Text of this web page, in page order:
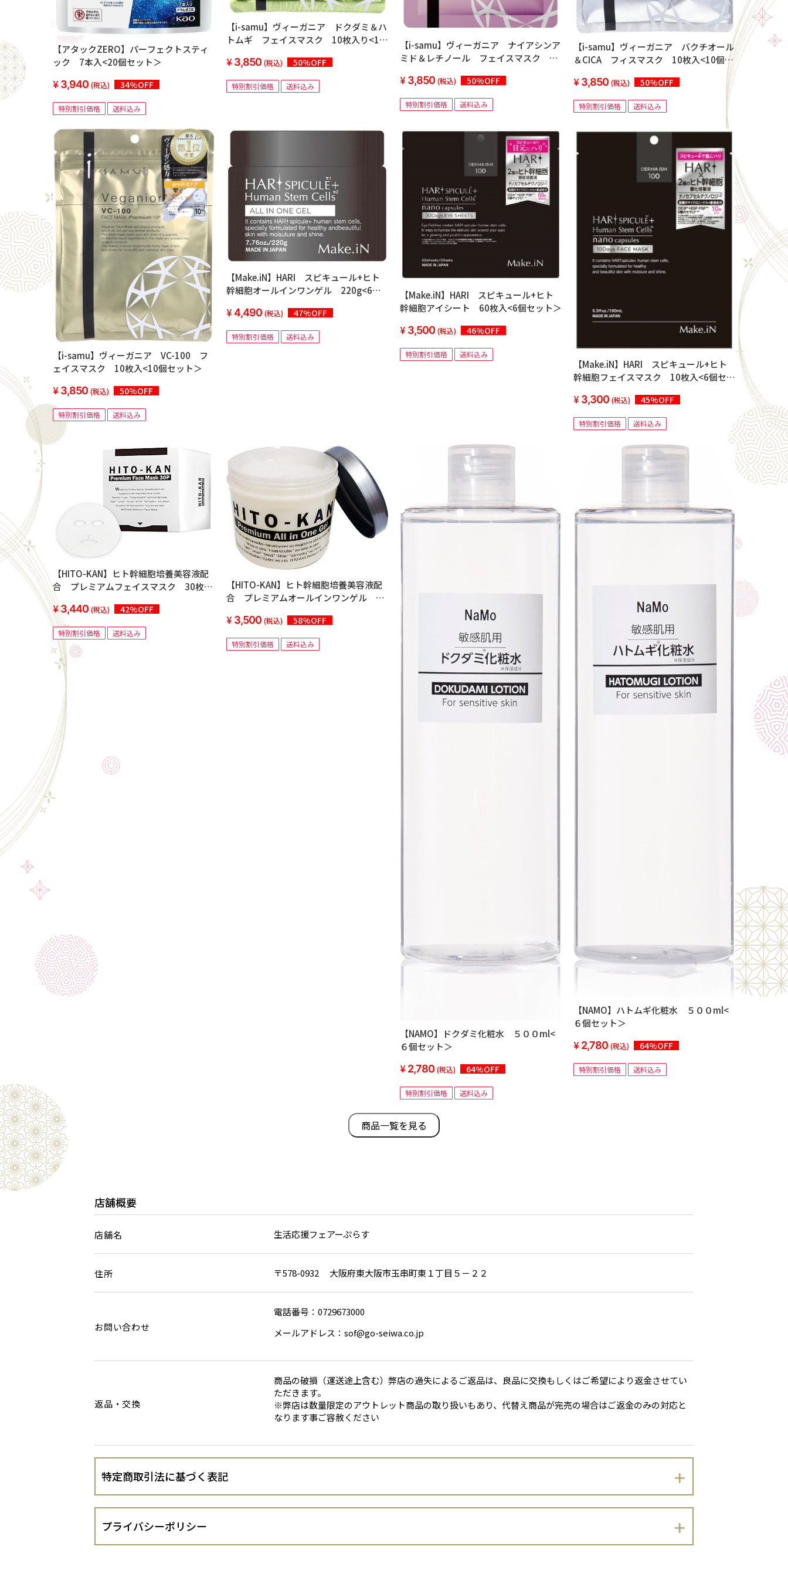
【アタックZERO】パーフェクトスティ
ック 7本入<20個セット＞
3,940 (税込) 34%OFF
特別割引価格 送料込み
【i-samu】ヴィーガニア ドクダミ＆ハ
トムギ フェイスマスク 10枚入り<10
3,850 (税込) 50%OFF
特別割引価格 送料込み
【i-samu】ヴィーガニア ナイアシンア
ミド＆レチノール フェイスマスク 10
3,850 (税込) 50%OFF
特別割引価格 送料込み
【i-samu】ヴィーガニア バクチオール
＆CICA フィスマスク 10枚入<10個セ
3,850 (税込) 50%OFF
特別割引価格 送料込み
【i-samu】ヴィーガニア VC-100 フ
ェイスマスク 10枚入<10個セット＞
3,850 (税込) 50%OFF
特別割引価格 送料込み
【Make.iN】HARI スピキュール+ヒト
幹細胞オールインワンゲル 220g<6個
4,490 (税込) 47%OFF
特別割引価格 送料込み
【Make.iN】HARI スピキュール+ヒト
幹細胞アイシート 60枚入<6個セット＞
3,500 (税込) 46%OFF
特別割引価格 送料込み
【Make.iN】HARI スピキュール+ヒト
幹細胞フェイスマスク 10枚入<6個セッ
3,300 (税込) 45%OFF
特別割引価格 送料込み
【HITO-KAN】ヒト幹細胞培養美容液配
合 プレミアムフェイスマスク 30枚
入 (BOX)<4個セット＞
3,440 (税込) 42%OFF
特別割引価格 送料込み
【HITO-KAN】ヒト幹細胞培養美容液配
合 プレミアムオールインワンゲル
3,500 (税込) 58%OFF
特別割引価格 送料込み
【NAMO】ドクダミ化粧水 ５００ml<
６個セット＞
2,780 (税込) 64%OFF
特別割引価格 送料込み
【NAMO】ハトムギ化粧水 ５００ml<
６個セット＞
2,780 (税込) 64%OFF
特別割引価格 送料込み
商品一覧を見る
店舗概要
店舗名 生活応援フェアーぷらす
住所 〒578-0932 大阪府東大阪市玉串町東１丁目５－２２
お問い合わせ
電話番号：0729673000
メールアドレス：sof@go-seiwa.co.jp
返品・交換
商品の破損（運送途上含む）弊店の過失によるご返品は、良品に交換もしくはご希望により返金させてい
ただきます。
※弊店は数量限定のアウトレット商品の取り扱いもあり、代替え商品が完売の場合はご返金のみの対応と
なります事ご容赦ください
特定商取引法に基づく表記
プライバシーポリシー